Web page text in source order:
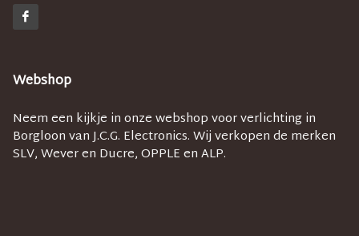
Webshop
Neem een kijkje in onze webshop voor verlichting in
Borgloon van J.C.G. Electronics. Wij verkopen de merken
SLV, Wever en Ducre, OPPLE en ALP.